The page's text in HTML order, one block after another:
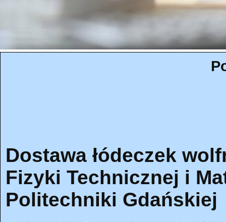
Dostawa łódeczek
Fizyki Technicznej i
Politechniki Gdańskiej